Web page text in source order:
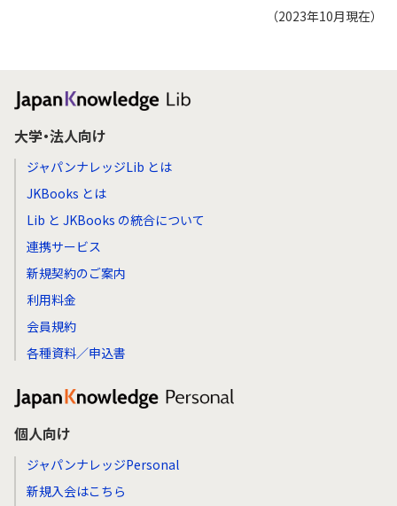
（2023年10月現在）
大学・法人向け
ジャパンナレッジLib とは
JKBooks とは
Lib と JKBooks の統合について
連携サービス
新規契約のご案内
利用料金
会員規約
各種資料／申込書
個人向け
ジャパンナレッジPersonal
新規入会はこちら